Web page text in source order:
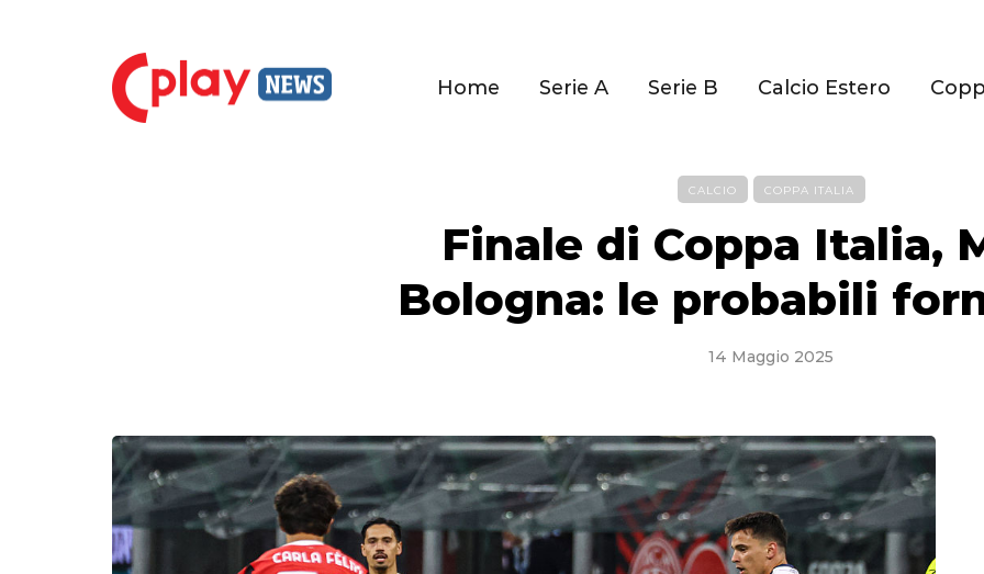
Home Serie A Serie B Calcio Estero
CALCIO COPPA ITALIA
Finale di Coppa Italia,
Bologna: le probabili
14 Maggio 2025